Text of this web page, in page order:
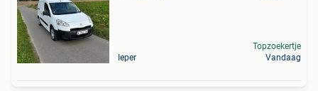
Ieper
Topzoekertje
Vandaag